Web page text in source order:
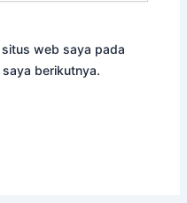
situs web saya pada
berikutnya.